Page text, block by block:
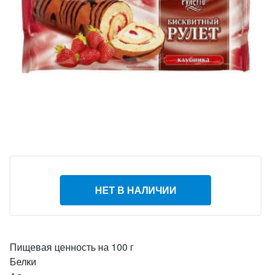
НЕТ В НАЛИЧИИ
Пищевая ценность на 100 г
Белки